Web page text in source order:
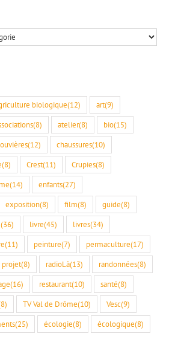
biologique(12) art(9)
(8) atelier(8) bio(15)
(12) chaussures(10)
(8) Crest(11) Crupies(8)
(14) enfants(27)
exposition(8) film(8) guide(8)
(36) livre(45) livres(34)
(11) peinture(7) permaculture(17)
projet(8) radioLà(13) randonnées(8)
(16) restaurant(10) santé(8)
TV Val de Drôme(10) Vesc(9)
(25) écologie(8) écologique(8)